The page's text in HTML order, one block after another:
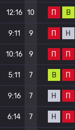
12:16 10 П В
9:11 9 П Н
10:16 9 П П
5:11 7 В П
9:16 7 Н П
6:14 7 Н П